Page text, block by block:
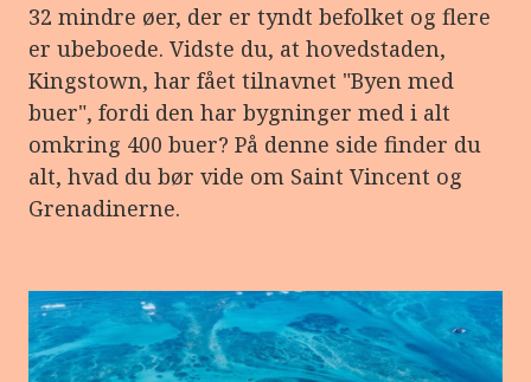
32 mindre øer, der er tyndt befolket og flere
er ubeboede. Vidste du, at hovedstaden,
Kingstown, har fået tilnavnet "Byen med
buer", fordi den har bygninger med i alt
omkring 400 buer? På denne side finder du
alt, hvad du bør vide om Saint Vincent og
Grenadinerne.